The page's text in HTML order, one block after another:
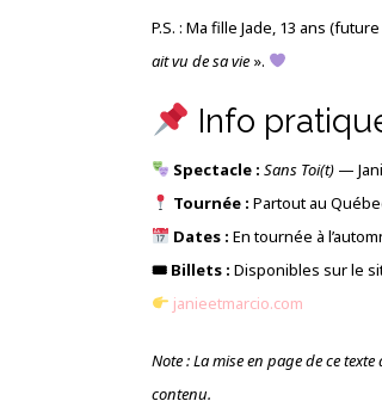
P.S. : Ma fille Jade, 13 ans
ait vu de sa vie ».
Info
Spectacle : Sans Toi(t)—
Tournée : Partout au
Dates : En tournée à
🎟 Billets : Disponibles sur le
janieetmarcio.com
Note : La mise en page de ce
contenu.